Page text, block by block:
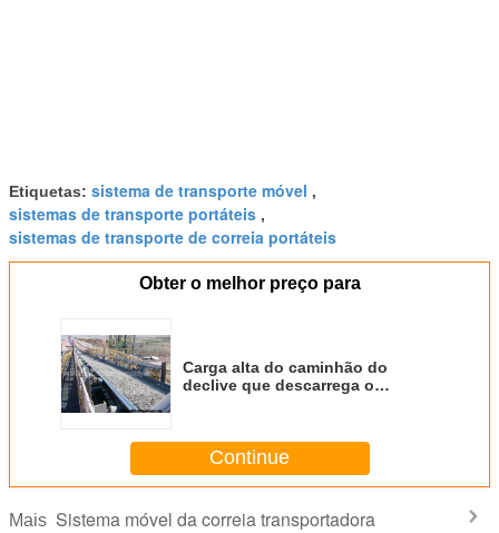
Etiquetas: sistema de transporte móvel ,
sistemas de transporte portáteis ,
sistemas de transporte de correia portáteis
Obter o melhor preço para
Carga alta do caminhão do
declive que descarrega o
indústria de carvão da metalurgia
Continue
Mais Sistema móvel da correia transportadora